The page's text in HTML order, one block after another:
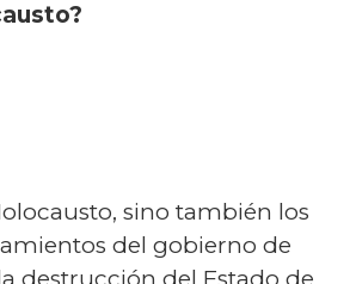
sino también los
del gobierno de